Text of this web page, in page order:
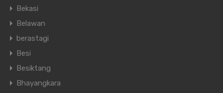
Bekasi
Belawan
berastagi
Besi
Besiktang
Bhayangkara